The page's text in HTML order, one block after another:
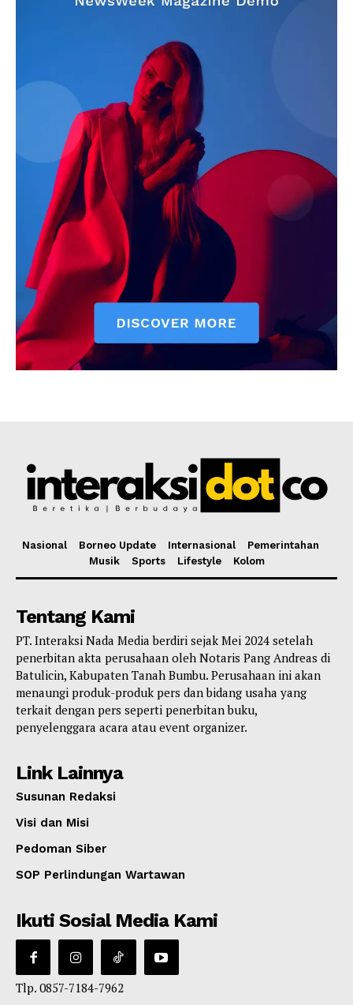
Nasional Borneo Update Internasional
Pemerintahan
Musik
Sports Lifestyle Kolom
Tentang Kami
PT. Interaksi Nada Media berdiri sejak Mei 2024 setelah
penerbitan akta perusahaan oleh Notaris Pang Andreas di
Batulicin, Kabupaten Tanah Bumbu. Perusahaan ini akan
menaungi produk-produk pers dan bidang usaha yang
terkait dengan pers seperti penerbitan buku,
penyelenggara acara atau event organizer.
Link Lainnya
Susunan Redaksi
Visi dan Misi
Pedoman Siber
SOP Perlindungan Wartawan
Ikuti Sosial Media Kami
Tlp. 0857-7184-7962